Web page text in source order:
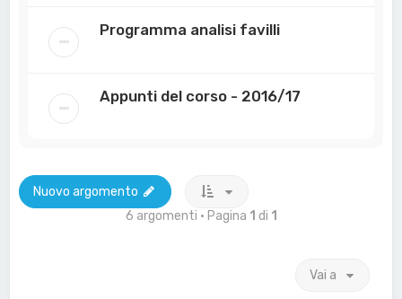
Programma analisi favilli
Appunti del corso - 2016/17
Nuovo argomento
6 argomenti • Pagina 1 di 1
Vai a